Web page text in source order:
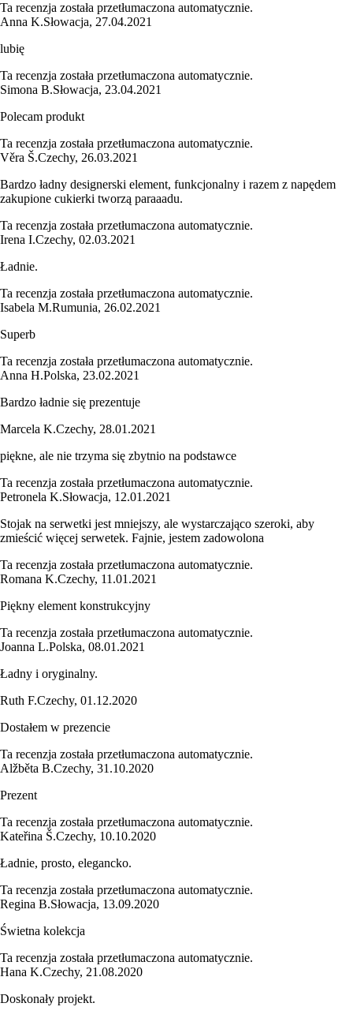
Ta recenzja została przetłumaczona automatycznie.
Anna K.Słowacja, 27.04.2021
lubię
Ta recenzja została przetłumaczona automatycznie.
Simona B.Słowacja, 23.04.2021
Polecam produkt
Ta recenzja została przetłumaczona automatycznie.
Věra Š.Czechy, 26.03.2021
Bardzo ładny designerski element, funkcjonalny i razem z napędem
zakupione cukierki tworzą paraaadu.
Ta recenzja została przetłumaczona automatycznie.
Irena I.Czechy, 02.03.2021
Ładnie.
Ta recenzja została przetłumaczona automatycznie.
Isabela M.Rumunia, 26.02.2021
Superb
Ta recenzja została przetłumaczona automatycznie.
Anna H.Polska, 23.02.2021
Bardzo ładnie się prezentuje
Marcela K.Czechy, 28.01.2021
piękne, ale nie trzyma się zbytnio na podstawce
Ta recenzja została przetłumaczona automatycznie.
Petronela K.Słowacja, 12.01.2021
Stojak na serwetki jest mniejszy, ale wystarczająco szeroki, aby
zmieścić więcej serwetek. Fajnie, jestem zadowolona
Ta recenzja została przetłumaczona automatycznie.
Romana K.Czechy, 11.01.2021
Piękny element konstrukcyjny
Ta recenzja została przetłumaczona automatycznie.
Joanna L.Polska, 08.01.2021
Ładny i oryginalny.
Ruth F.Czechy, 01.12.2020
Dostałem w prezencie
Ta recenzja została przetłumaczona automatycznie.
Alžběta B.Czechy, 31.10.2020
Prezent
Ta recenzja została przetłumaczona automatycznie.
Kateřina Š.Czechy, 10.10.2020
Ładnie, prosto, elegancko.
Ta recenzja została przetłumaczona automatycznie.
Regina B.Słowacja, 13.09.2020
Świetna kolekcja
Ta recenzja została przetłumaczona automatycznie.
Hana K.Czechy, 21.08.2020
Doskonały projekt.